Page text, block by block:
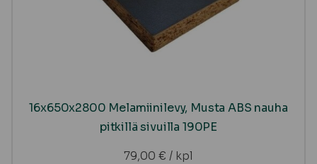
16x650x2800 Melamiinilevy, Musta ABS nauha
pitkillä sivuilla 190PE
79,00 € / kpl